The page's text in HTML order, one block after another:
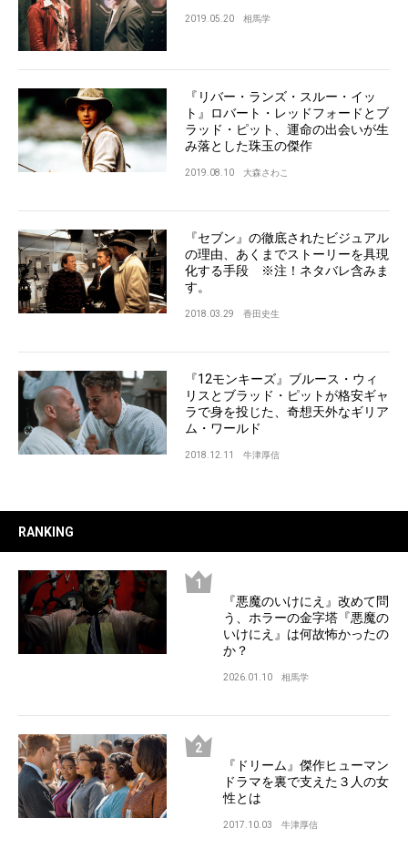
2019.05.20 相馬学
『リバー・ランズ・スルー・イッ
ト』ロバート・レッドフォードとブ
ラッド・ピット、運命の出会いが生
み落とした珠玉の傑作
2019.08.10 大森さわこ
『セブン』の徹底されたビジュアル
の理由、あくまでストーリーを具現
化する手段 ※注！ネタバレ含みま
す。
2018.03.29 香田史生
『12モンキーズ』ブルース・ウィ
リスとブラッド・ピットが格安ギャ
ラで身を投じた、奇想天外なギリア
ム・ワールド
2018.12.11 牛津厚信
RANKING
『悪魔のいけにえ』改めて問
う、ホラーの金字塔『悪魔の
いけにえ』は何故怖かったの
か？
2026.01.10 相馬学
『ドリーム』傑作ヒューマン
ドラマを裏で支えた３人の女
性とは
2017.10.03 牛津厚信